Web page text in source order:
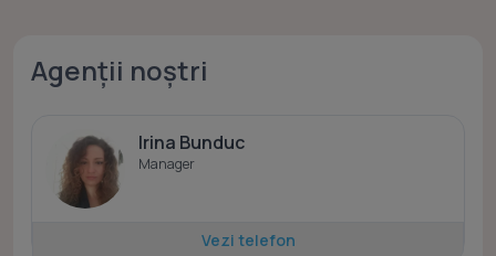
Agenții noștri
Irina Bunduc
Manager
Vezi telefon